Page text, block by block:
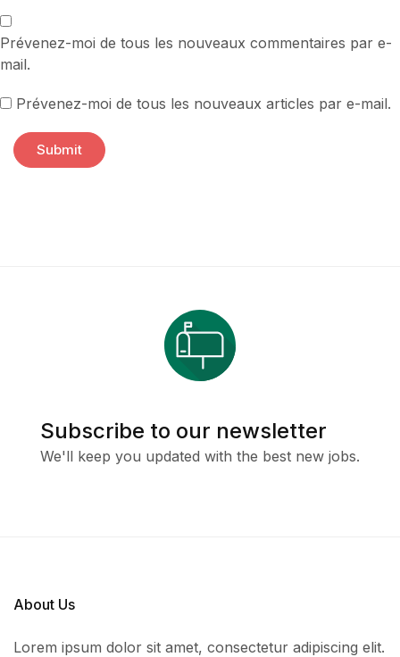
Prévenez-moi de tous les nouveaux commentaires par e-
mail.
Prévenez-moi de tous les nouveaux articles par e-mail.
Subscribe to our newsletter
We'll keep you updated with the best new jobs.
About Us
Lorem ipsum dolor sit amet, consectetur adipiscing elit.